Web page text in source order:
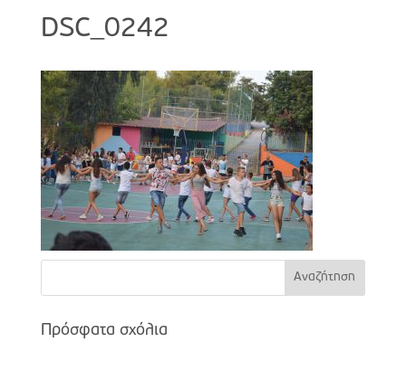
DSC_0242
Πρόσφατα σχόλια